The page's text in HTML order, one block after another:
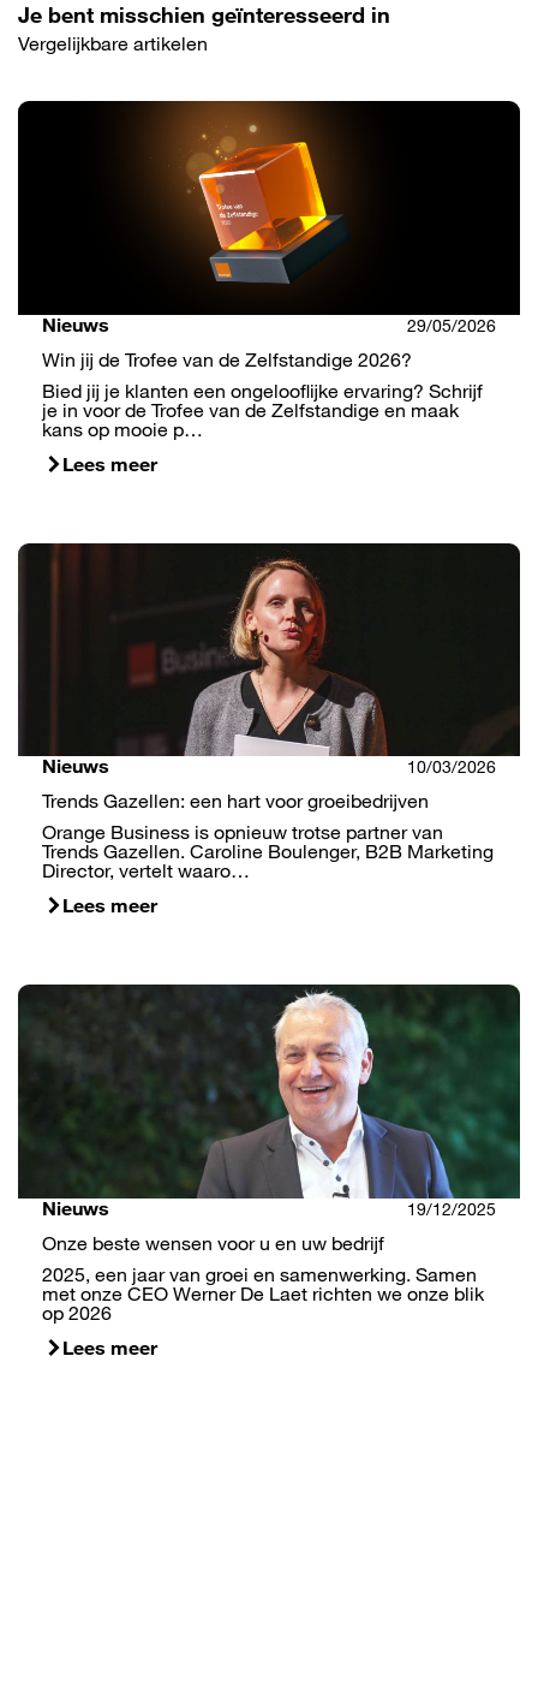
Je bent misschien geïnteresseerd in
Vergelijkbare artikelen
Nieuws 29/05/2026
Win jij de Trofee van de Zelfstandige 2026?
Bied jij je klanten een ongelooflijke ervaring? Schrijf
je in voor de Trofee van de Zelfstandige en maak
kans op mooie p…
Lees meer
Nieuws 10/03/2026
Trends Gazellen: een hart voor groeibedrijven
Orange Business is opnieuw trotse partner van
Trends Gazellen. Caroline Boulenger, B2B Marketing
Director, vertelt waaro…
Lees meer
Nieuws 19/12/2025
Onze beste wensen voor u en uw bedrijf
2025, een jaar van groei en samenwerking. Samen
met onze CEO Werner De Laet richten we onze blik
op 2026
Lees meer